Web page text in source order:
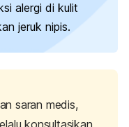
alergi di kulit
jeruk nipis.
saran medis,
konsultasikan